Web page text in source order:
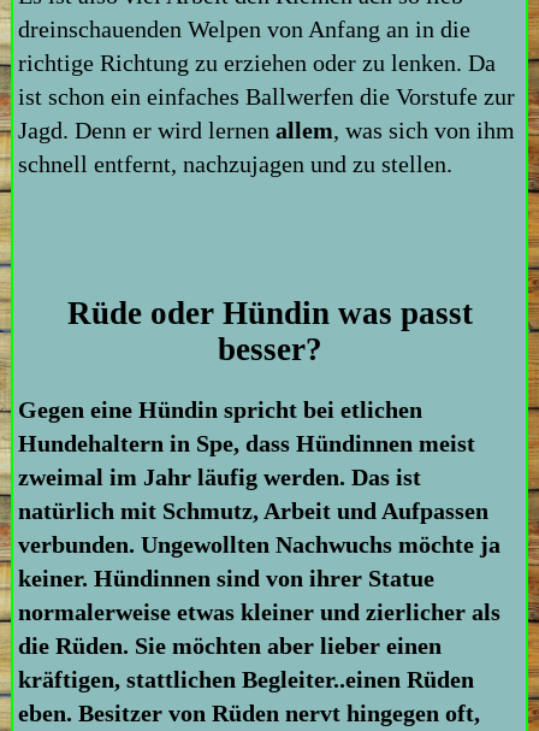
dreinschauenden Welpen von Anfang an in die
richtige Richtung zu erziehen oder zu lenken. Da
ist schon ein einfaches Ballwerfen die Vorstufe zur
Jagd. Denn er wird lernenallem, was sich von ihm
schnell entfernt, nachzujagen und zu stellen.
Rüde oder Hündin was passt
besser?
Gegen eine Hündin spricht bei etlichen
Hundehaltern in Spe, dass Hündinnen meist
zweimal im Jahr läufig werden. Das ist
natürlich mit Schmutz, Arbeit und Aufpassen
verbunden. Ungewollten Nachwuchs möchte ja
keiner. Hündinnen sind von ihrer Statue
normalerweise etwas kleiner und zierlicher als
die Rüden. Sie möchten aber lieber einen
kräftigen, stattlichen Begleiter..einen Rüden
eben. Besitzer von Rüden nervt hingegen oft,